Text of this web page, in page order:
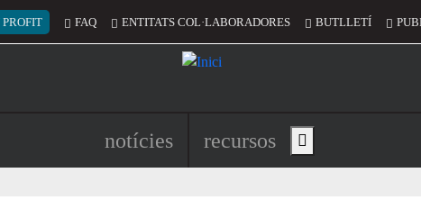
del compte d'usuari
PROFIT FAQ ENTITATS COL·LABORADORES BUTLLETÍ
Navegació principal de
notícies recursos Show main menu